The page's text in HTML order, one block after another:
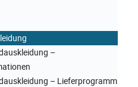
–
– Lieferprogramm